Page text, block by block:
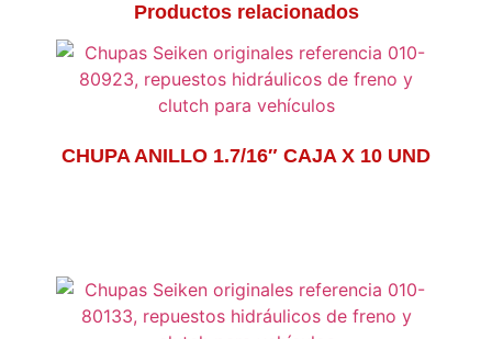
Productos relacionados
CHUPA ANILLO 1.7/16″ CAJA X 10 UND